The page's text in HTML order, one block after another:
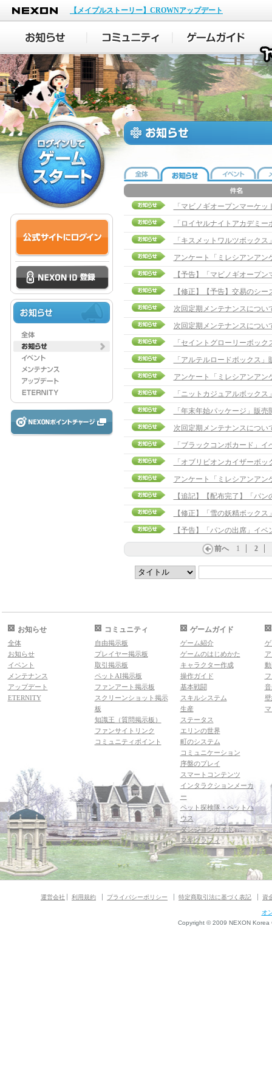
NEXON
【メイプルストーリー】CROWNアップデート
「マビノギオープンマーケ
「ロイヤルナイトアカデミ
「キスメットワルツボック
アンケート「ミレシアンアン
【予告】「マビノギオープ
【修正】【予告】交易のシ
次回定期メンテナンスについ
次回定期メンテナンスについ
「セイントグローリーボッ
「アルテルロードボックス
アンケート「ミレシアンアン
「ニットカジュアルボック
「年末年始パッケージ」販売
次回定期メンテナンスについ
「ブラックコンボカード」
「オブリビオンカイザーボ
アンケート「ミレシアンアン
【追記】【配布完了】「パ
【修正】「雪の妖精ボック
【予告】「パンの出席」イ
前へ 1 2
お知らせ
全体
お知らせ
イベント
メンテナンス
アップデート
ETERNITY
コミュニティ
自由掲示板
プレイヤー掲示板
取引掲示板
ペットAI掲示板
ファンアート掲示板
スクリーンショット掲示
板
知識王（質問掲示板）
ファンサイトリンク
コミュニティポイント
ゲームガイド
ゲーム紹介
ゲームのはじめかた
キャラクター作成
操作ガイド
基本戦闘
スキルシステム
生産
ステータス
エリンの世界
町のシステム
コミュニケーション
序盤のプレイ
スマートコンテンツ
インタラクションメーカ
ー
ペット探検隊・ペットハ
ウス
ダンジョンガイド
マギグラフィ
運営会社 利用規約 プライバシーポリシー 特定商取引法に基づく表記 資
オ
Copyright © 2009 NEXON Korea